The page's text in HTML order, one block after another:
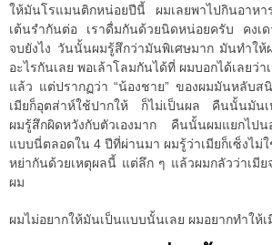
ให้มันโรแมนติกหน่อยปีนี้ ผมเลยพาไปกินอาห
เต้นรำกันต่อ เราดื่มกันด้วยนิดหน่อยครับ คงเด
จบยังไง วันนั้นผมรู้สึกว่ามันพิเศษมาก มันทำให้
อะไรกันเลย พอเล้าโลมกันได้ที่ ผมบอกได้เลยว่า
แล้ว แต่ปรากฏว่า “น้องชาย” ของผมมันหลับส
เมียก็อุตส่าห์ใช้ปากให้ ก็ไม่เป็นผล คืนนั้นมันเ
ผมรู้สึกผิดหวังกับตัวเองมาก คืนนั้นผมแยกไป
แบบนี่ตลอดใน 4 ปีที่ผ่านมา ผมรู้ว่าเมียก็เซ็งไม่
หย่ากันด้วยเหตุผลนี้ แต่ลึก ๆ แล้วผมกลัวว่าเมี
ผม
ผมไม่อยากให้มันเป็นแบบนั้นเลย ผมอยากทำให้